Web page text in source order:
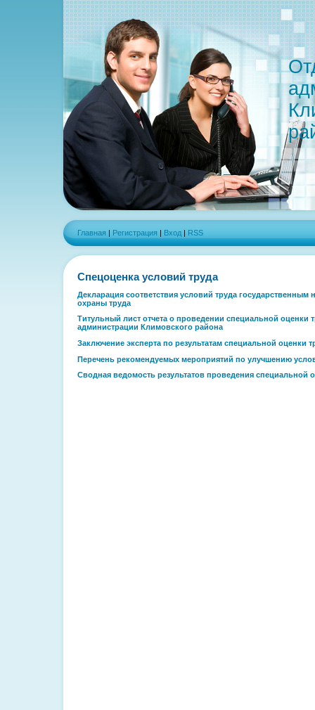
Главная | Регистрация | Вход | RSS
Спецоценка условий труда
Декларация соответствия условий труда
охраны труда
Титульный лист отчета о проведении специальной оценки
администрации Климовского района
Заключение эксперта по результатам специальной оценки
Перечень рекомендуемых мероприятий по улучшению
Сводная ведомость результатов проведения специальной